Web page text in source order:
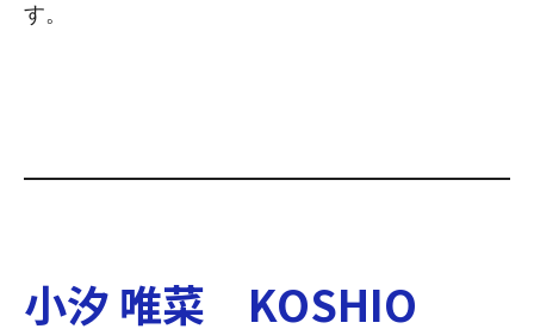
す。
小汐 唯菜 KOSHIO